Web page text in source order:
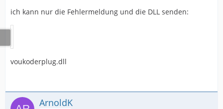
ich kann nur die Fehlermeldung und die DLL senden:
voukoderplug.dll
ArnoldK